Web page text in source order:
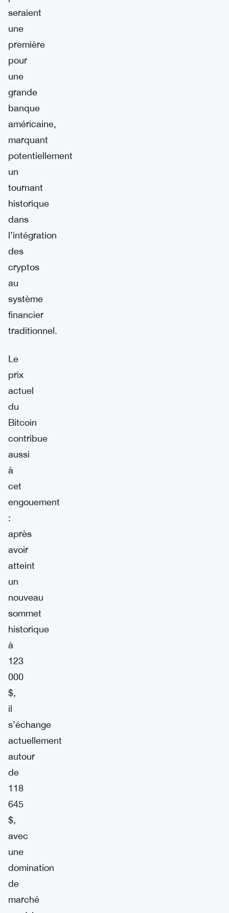
seraient
une
première
pour
une
grande
banque
américaine,
marquant
potentiellement
un
tournant
historique
dans
l’intégration
des
cryptos
au
système
financier
traditionnel.
Le
prix
actuel
du
Bitcoin
contribue
aussi
à
cet
engouement
:
après
avoir
atteint
un
nouveau
sommet
historique
à
123
000
$,
il
s’échange
actuellement
autour
de
118
645
$,
avec
une
domination
de
marché